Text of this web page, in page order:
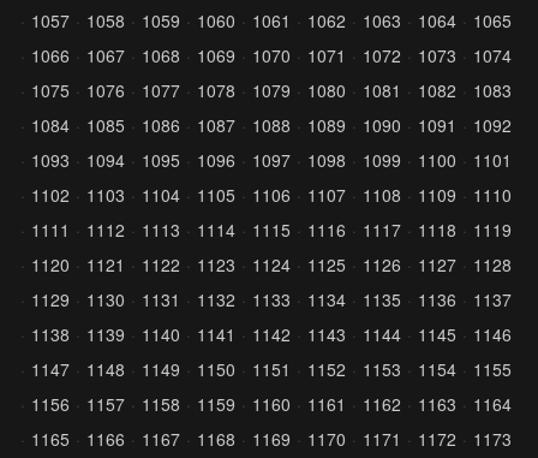
1057
1058 1059 1060 1061 1062 1063 1064
1065
1066
1067 1068 1069 1070 1071 1072 1073
1074
1075
1076 1077 1078 1079 1080 1081 1082
1083
1084
1085 1086 1087 1088 1089 1090 1091
1092
1093
1094 1095 1096 1097 1098 1099 1100
1101
1102
1103 1104 1105 1106 1107 1108 1109
1110
1111
1112 1113 1114 1115 1116 1117 1118
1119
1120
1121 1122 1123 1124 1125 1126 1127
1128
1129
1130 1131 1132 1133 1134 1135 1136
1137
1138
1139 1140 1141 1142 1143 1144 1145
1146
1147
1148 1149 1150 1151 1152 1153 1154
1155
1156
1157 1158 1159 1160 1161 1162 1163
1164
1165
1166 1167 1168 1169 1170 1171 1172
1173